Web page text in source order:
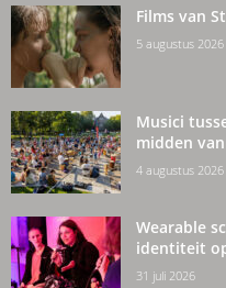
Films van
5 augustus 2026
Musici
midden
4 augustus 2026
Wearable
identiteit
31 juli 2026